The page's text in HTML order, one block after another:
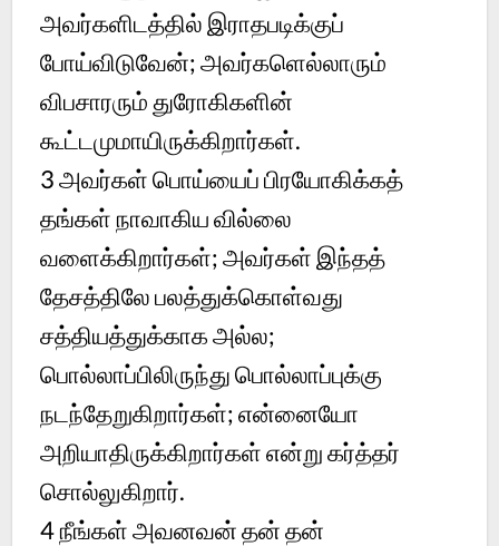
அவர்களிடத்தில் இராதபடிக்குப்
போய்விடுவேன்; அவர்களெல்லாரும்
விபசாரரும் துரோகிகளின்
கூட்டமுமாயிருக்கிறார்கள்.
3 அவர்கள் பொய்யைப் பிரயோகிக்கத்
தங்கள் நாவாகிய வில்லை
வளைக்கிறார்கள்; அவர்கள் இந்தத்
தேசத்திலே பலத்துக்கொள்வது
சத்தியத்துக்காக அல்ல;
பொல்லாப்பிலிருந்து பொல்லாப்புக்கு
நடந்தேறுகிறார்கள்; என்னையோ
அறியாதிருக்கிறார்கள் என்று கர்த்தர்
சொல்லுகிறார்.
4 நீங்கள் அவனவன் தன் தன்